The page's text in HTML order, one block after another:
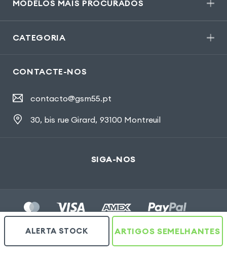
ALERTA STOCK ARTIGOS SEMELHANTES
MODELOS MAIS PROCURADOS
CATEGORIA
CONTACTE-NOS
contacto@gsm55.pt
30, bis rue Girard, 93100 Montreuil
SIGA-NOS